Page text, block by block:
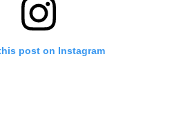
post on Instagram